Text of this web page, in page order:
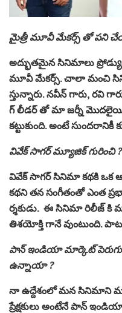
మైత్రీ మూవీ మేకర్స్ తో పని
అద్భుతమైన సినిమాలు
మూవీ మేకర్స్. చాలా మంచి
స్తున్నారు. నవీన్ గారు, రవి
గ్ లీడర్ తో మా జర్నీ
కట్టుకుంది. అంటే
వివేక్ సాగర్ మ్యూజిక్ గురించి ?
వివేక్ సాగర్ సినిమా కథకి ఒక
కథని తన సంగీతంతో ఎంత
ర్శకుడు. ఈ సినిమా రిలీజ్ కి
తిశయోక్తి గానే వుంటుంది.
పాన్ ఇండియా మార్కెట్
ఉన్నాయా ?
నా ఉద్దేశంలో మన సినిమాని
ప్రేక్షకులు అంటేనే పాన్